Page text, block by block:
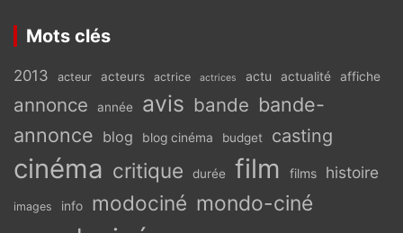
Mots clés
2013 acteur acteurs actrice actrices actu actualité affiche
annonce année avis bande bande-
annonce blog blog cinéma budget casting
cinéma critique durée film films histoire
images info modociné mondo-ciné